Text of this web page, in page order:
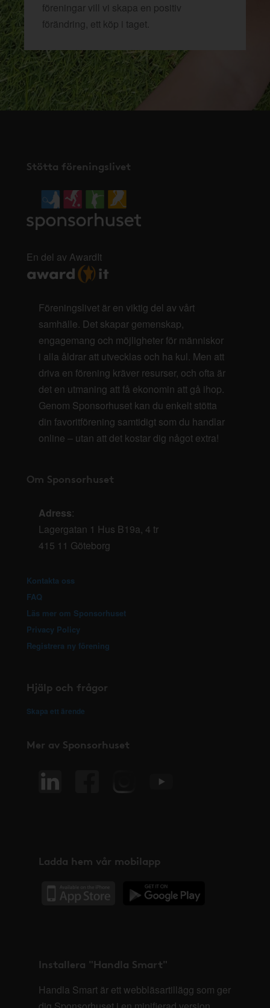
föreningar vill vi skapa en positiv
förändring, ett köp i taget.
Stötta föreningslivet
En del av AwardIt
Föreningslivet är en viktig del av vårt
samhälle. Det skapar gemenskap,
engagemang och möjligheter för människor
i alla åldrar att utvecklas och ha kul. Men att
driva en förening kräver resurser, och ofta är
det en utmaning att få ekonomin att gå ihop.
Genom Sponsorhuset kan du enkelt stötta
din favoritförening samtidigt som du handlar
online – utan att det kostar dig något extra!
Om Sponsorhuset
Adress:
Lagergatan 1 Hus B19a, 4 tr
415 11 Göteborg
Kontakta oss
FAQ
Läs mer om Sponsorhuset
Privacy Policy
Registrera ny förening
Hjälp och frågor
Skapa ett ärende
Mer av Sponsorhuset
Ladda hem vår mobilapp
Installera "Handla Smart"
Handla Smart är ett webbläsartillägg som ger